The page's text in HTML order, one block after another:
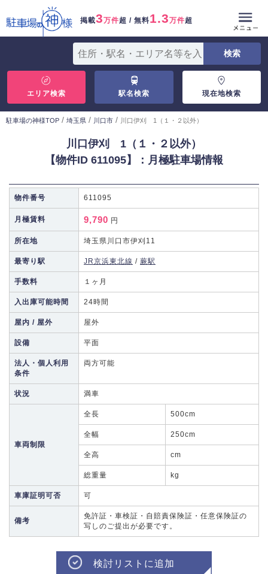
掲載3万件超 / 無料1.3万件超
エリア検索 駅名検索 現在地検索
駐車場の神様TOP / 埼玉県 / 川口市 / 川口伊刈 1（１・２以外）
川口伊刈 1（１・２以外）
【物件ID 611095】：月極駐車場情報
物件番号 611095
月極賃料 9,790 円
所在地 埼玉県川口市伊刈11
最寄り駅 JR京浜東北線 / 蕨駅
手数料 １ヶ月
入出庫可能時間 24時間
屋内 / 屋外 屋外
設備 平面
法人・個人利用
条件
両方可能
状況 満車
車両制限
全長 500cm
全幅 250cm
全高 cm
総重量 kg
車庫証明可否 可
備考
免許証・車検証・自賠責保険証・任意保険証の
写しのご提出が必要です。
検討リストに追加